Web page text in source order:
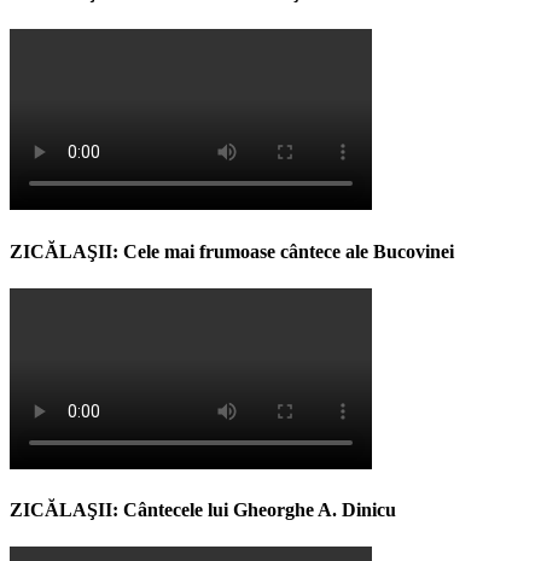
ZICĂLAŞII: Cele mai frumoase cântece ale Bucovinei
ZICĂLAŞII: Cântecele lui Gheorghe A. Dinicu